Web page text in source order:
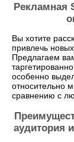
Рекламная
Вы хотите
привлечь
Предлагаем
особенно
относительно
сравнению с
аудитория